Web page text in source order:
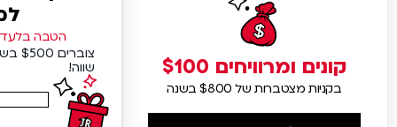
קונים ומרוויחים $100
בקניות מצטברות של $800 בשנה
הטבה
שווה!